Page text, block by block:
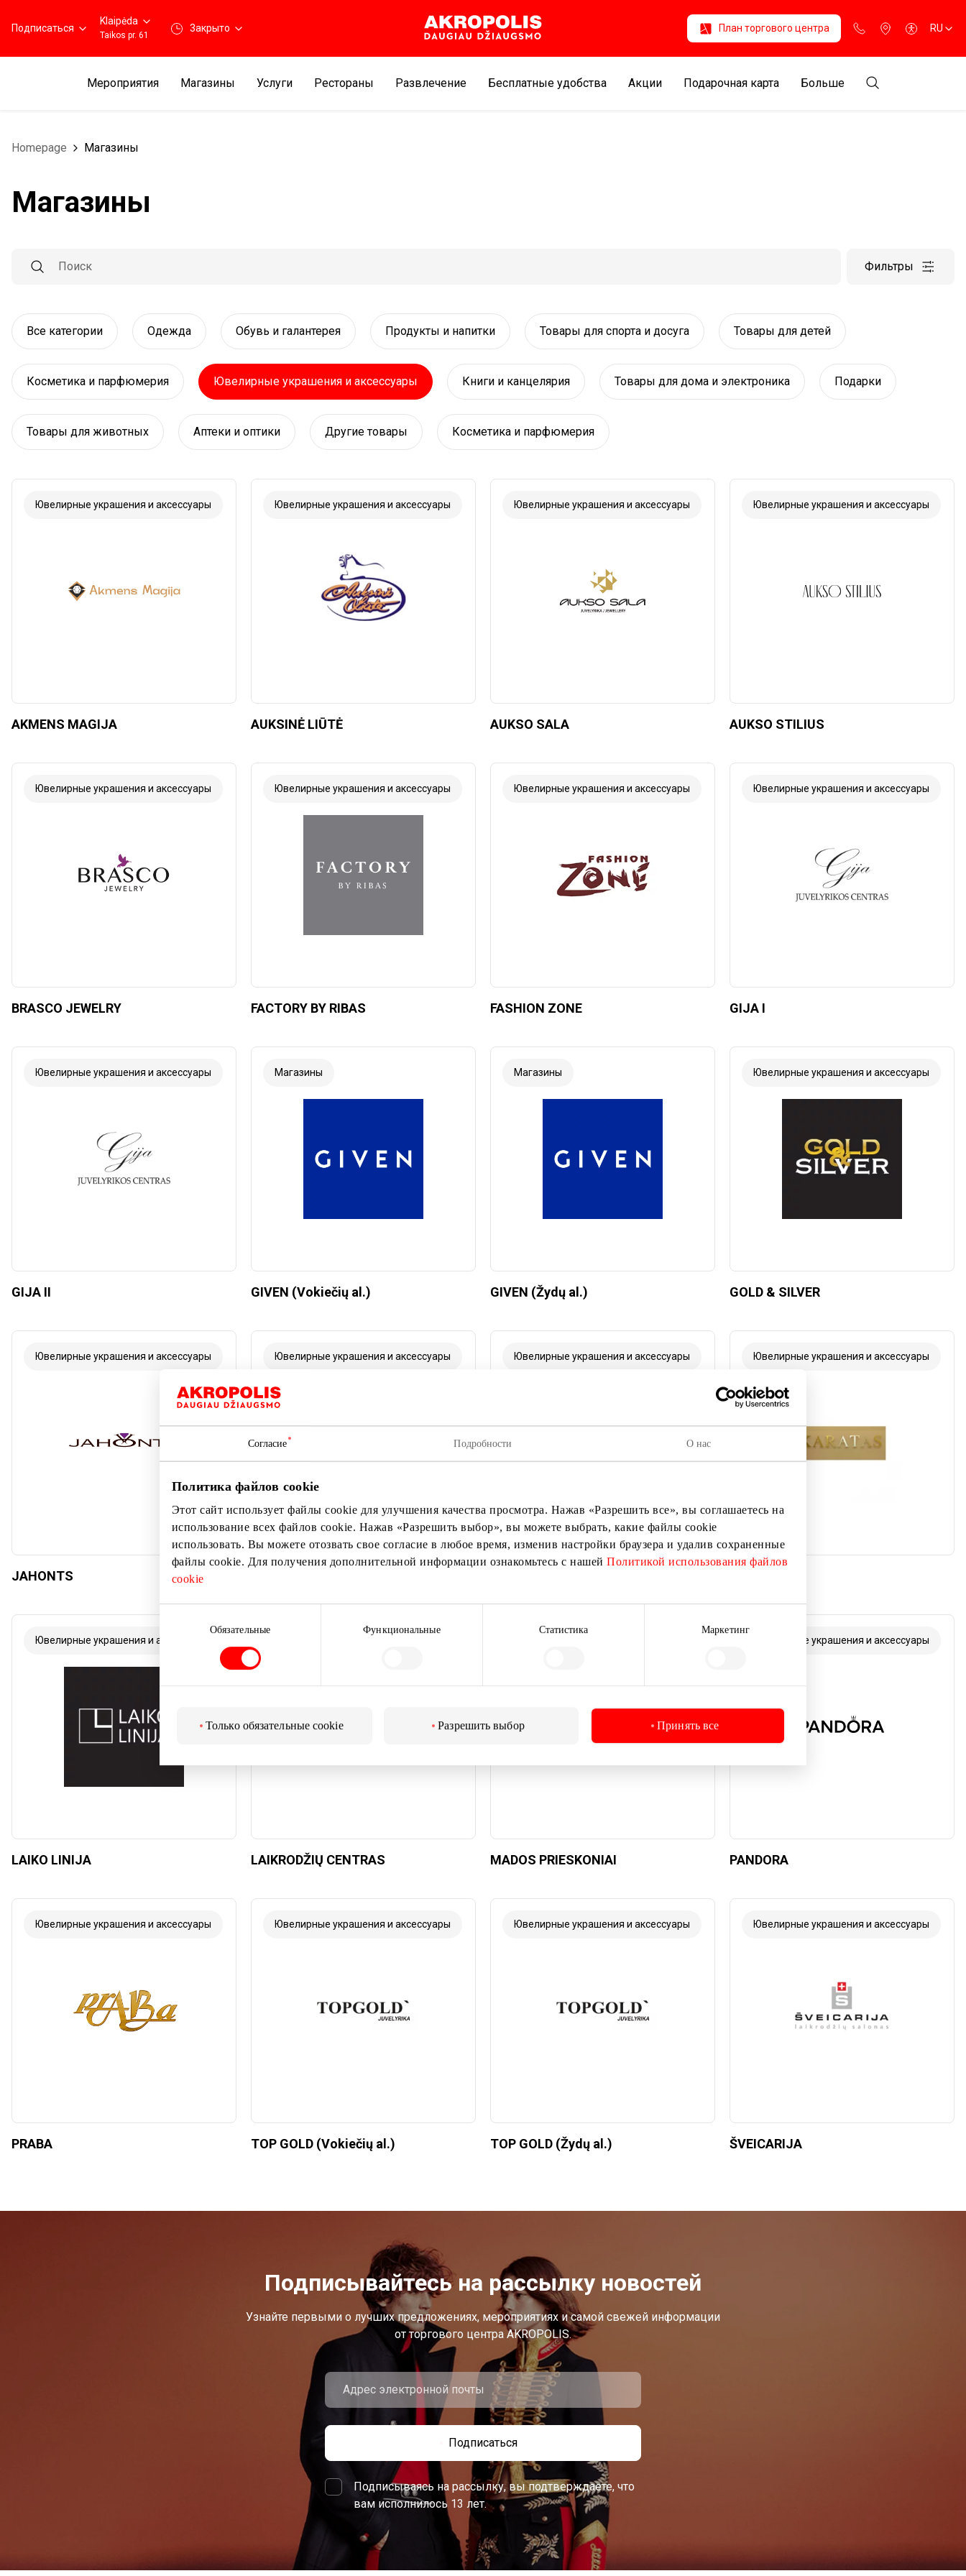
Согласие Подробности О нас
Политика файлов cookie
Этот сайт использует файлы cookie для улучшения качества просмотра. Нажав «Разрешить все», вы соглашаетесь на
использование всех файлов cookie. Нажав «Разрешить выбор», вы можете выбрать, какие файлы cookie
использовать. Вы можете отозвать свое согласие в любое время, изменив настройки браузера и удалив сохраненные
файлы cookie. Для получения дополнительной информации ознакомьтесь с нашейПолитикой использования файлов
cookie
Выбор
Обязательные Функциональные Статистика Маркетинг
Только обязательные cookie Разрешить выбор Принять все
Подписаться
Klaipėda
Taikos pr. 61
3акрыто План торгового центра RU
Мероприятия Магазины Услуги Рестораны Развлечение Бесплатные удобства Aкции Подарочная карта Больше
Homepage Магазины
Магазины
Фильтры
Все категории Одежда Обувь и галантерея Продукты и напитки Товары для спорта и досуга Товары для детей
Косметика и парфюмерия Ювелирные украшения и аксессуары Книги и канцелярия Товары для дома и электроника Подарки
Товары для животных Аптеки и оптики Другие товары Косметика и парфюмерия
Ювелирные украшения и аксессуары
AKMENS MAGIJA
Ювелирные украшения и аксессуары
AUKSINĖ LIŪTĖ
Ювелирные украшения и аксессуары
AUKSO SALA
Ювелирные украшения и аксессуары
AUKSO STILIUS
Ювелирные украшения и аксессуары
BRASCO JEWELRY
Ювелирные украшения и аксессуары
FACTORY BY RIBAS
Ювелирные украшения и аксессуары
FASHION ZONE
Ювелирные украшения и аксессуары
GIJA I
Ювелирные украшения и аксессуары
GIJA II
Магазины
GIVEN (Vokiečių al.)
Магазины
GIVEN (Žydų al.)
Ювелирные украшения и аксессуары
GOLD & SILVER
Ювелирные украшения и аксессуары
JAHONTS
Ювелирные украшения и аксессуары Ювелирные украшения и аксессуары Ювелирные украшения и аксессуары
Ювелирные украшения и аксессуары
LAIKO LINIJA LAIKRODŽIŲ CENTRAS MADOS PRIESKONIAI
Ювелирные украшения и аксессуары
PANDORA
Ювелирные украшения и аксессуары
PRABA
Ювелирные украшения и аксессуары
TOP GOLD (Vokiečių al.)
Ювелирные украшения и аксессуары
TOP GOLD (Žydų al.)
Ювелирные украшения и аксессуары
ŠVEICARIJA
Подписывайтесь на рассылку новостей
Узнайте первыми о лучших предложениях, мероприятиях и самой свежей информации
от торгового центра AKROPOLIS.
Подписаться
Подписываясь на рассылку, вы подтверждаете, что
вам исполнилось 13 лет.